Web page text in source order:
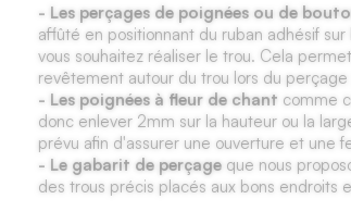
- Les perçages de poignées ou de
affûté en positionnant du ruban adhésif
vous souhaitez réaliser le trou. Cela
revêtement autour du trou lors du perçage
- Les poignées à fleur de chant comme
donc enlever 2mm sur la hauteur ou la
prévu afin d'assurer une ouverture et une
- Le gabarit de perçage que nous
des trous précis placés aux bons endroits